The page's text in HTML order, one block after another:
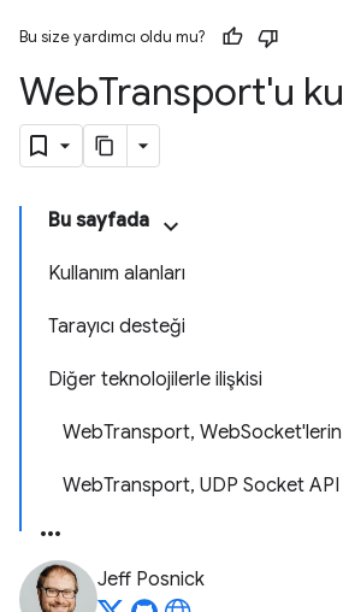
Bu size yardımcı oldu mu?
WebTransport'u
Bu sayfada
Kullanım alanları
Tarayıcı desteği
Diğer teknolojilerle ilişkisi
WebTransport,
WebTransport, UDP Socket API
Jeff Posnick